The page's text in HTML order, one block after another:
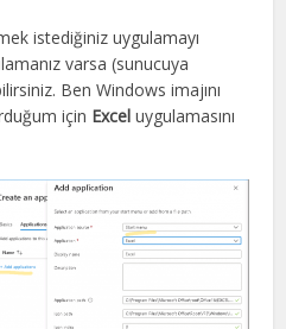
istediğiniz uygulamayı
varsa (sunucuya
Ben Windows imajını
için Excel uygulamasını